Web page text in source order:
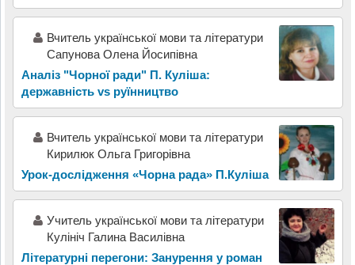
Вчитель української мови та літератури
Сапунова Олена Йосипівна
Аналіз "Чорної ради" П. Куліша:
державність vs руїнництво
Вчитель української мови та літератури
Кирилюк Ольга Григорівна
Урок-дослідження «Чорна рада» П.Куліша
Учитель української мови та літератури
Кулініч Галина Василівна
Літературні перегони: Занурення у роман